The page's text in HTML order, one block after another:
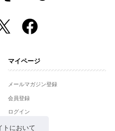
トにおいて
マイページ
メールマガジン登録
会員登録
ログイン